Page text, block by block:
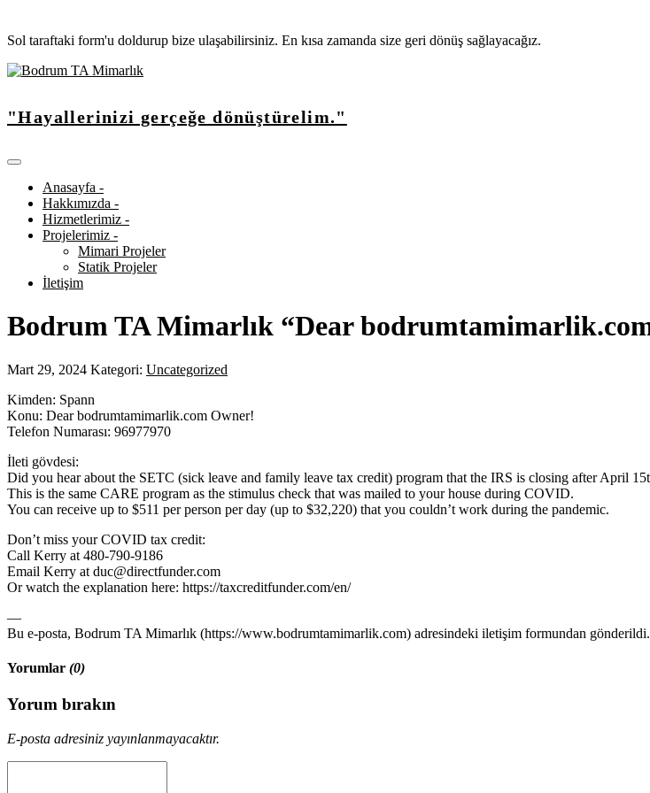
Sol taraftaki form'u doldurup bize ulaşabilirsiniz. En kısa zamanda size geri dönüş sağlayacağız.
"Hayallerinizi gerçeğe dönüştürelim."
Anasayfa -
Hakkımızda -
Hizmetlerimiz -
Projelerimiz -
Mimari Projeler
Statik Projeler
İletişim
Bodrum TA Mimarlık “Dear
Mart 29, 2024 Kategori: Uncategorized
Kimden: Spann
Konu: Dear bodrumtamimarlik.com Owner!
Telefon Numarası: 96977970
İleti gövdesi:
Did you hear about the SETC (sick leave and family leave tax credit) program that the IRS is closing after April
This is the same CARE program as the stimulus check that was mailed to your house during COVID.
You can receive up to $511 per person per day (up to $32,220) that you couldn’t work during the pandemic.
Don’t miss your COVID tax credit:
Call Kerry at 480-790-9186
Email Kerry at duc@directfunder.com
Or watch the explanation here: https://taxcreditfunder.com/en/
—
Bu e-posta, Bodrum TA Mimarlık (https://www.bodrumtamimarlik.com) adresindeki iletişim formundan gönderildi.
Yorumlar (0)
Yorum bırakın
E-posta adresiniz yayınlanmayacaktır.